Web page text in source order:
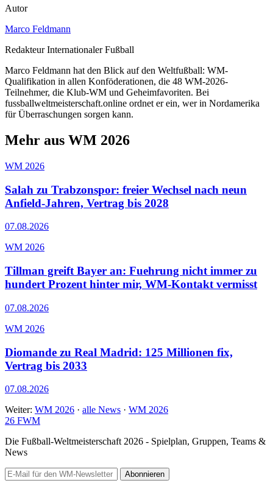
Autor
Marco Feldmann
Redakteur Internationaler Fußball
Marco Feldmann hat den Blick auf den Weltfußball: WM-
Qualifikation in allen Konföderationen, die 48 WM-2026-
Teilnehmer, die Klub-WM und Geheimfavoriten. Bei
fussballweltmeisterschaft.online ordnet er ein, wer in Nordamerika
für Überraschungen sorgen kann.
Mehr aus WM 2026
WM 2026
Salah zu Trabzonspor: freier Wechsel nach neun
Anfield-Jahren, Vertrag bis 2028
07.08.2026
WM 2026
Tillman greift Bayer an: Fuehrung nicht immer zu
hundert Prozent hinter mir, WM-Kontakt vermisst
07.08.2026
WM 2026
Diomande zu Real Madrid: 125 Millionen fix,
Vertrag bis 2033
07.08.2026
Weiter: WM 2026 · alle News · WM 2026
26 FWM
Die Fußball-Weltmeisterschaft 2026 - Spielplan, Gruppen, Teams &
News
Abonnieren